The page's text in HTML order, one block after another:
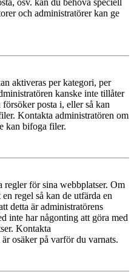
osv. kan du behöva speciell
och administratörer kan ge
aktiveras per kategori, per
kanske inte tillåter
posta i, eller så kan
Kontakta administratören om
kan bifoga filer.
regler för sina webbplatser. Om
regel så kan de utfärda en
detta är administratörens
inte har någonting att göra med
Kontakta
osäker på varför du varnats.